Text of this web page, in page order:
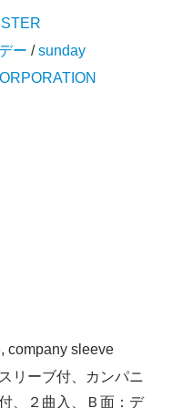
ー /sunday
company sleeve
リーブ付、カンパニ
、２曲入、Ｂ面：デ